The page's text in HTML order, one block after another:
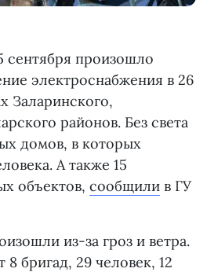
сентября произошло
электроснабжения в 26
Заларинского,
районов. Без света
домов, в которых
А также 15
объектов, сообщили в ГУ
из-за гроз и ветра.
бригад, 29 человек, 12